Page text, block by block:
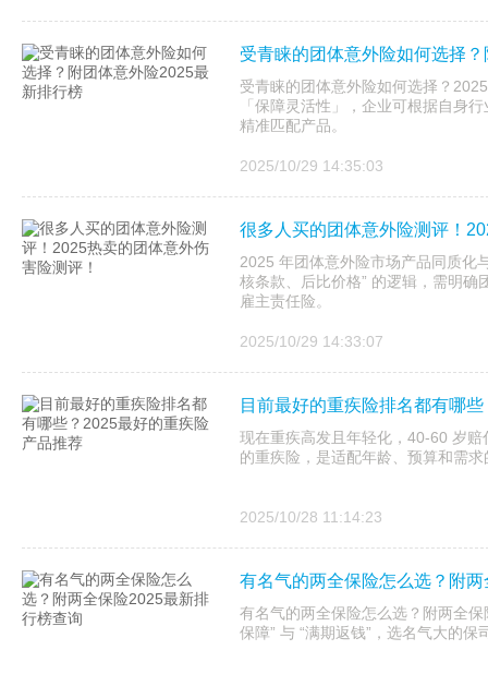
受青睐的团体意外险如何选择
受青睐的团体意外险如何选择？
「保障灵活性」，企业可根据自身
精准匹配产品。
2025/10/29 14:35:03
很多人买的团体意外险测评！
2025 年团体意外险市场产品同质化
核条款、后比价格” 的逻辑，需明确
雇主责任险。
2025/10/29 14:33:07
目前最好的重疾险排名都有哪
现在重疾高发且年轻化，40-60 岁赔
的重疾险，是适配年龄、预算和需
2025/10/28 11:14:23
有名气的两全保险怎么选？附
有名气的两全保险怎么选？附两全
保障” 与 “满期返钱”，选名气大的